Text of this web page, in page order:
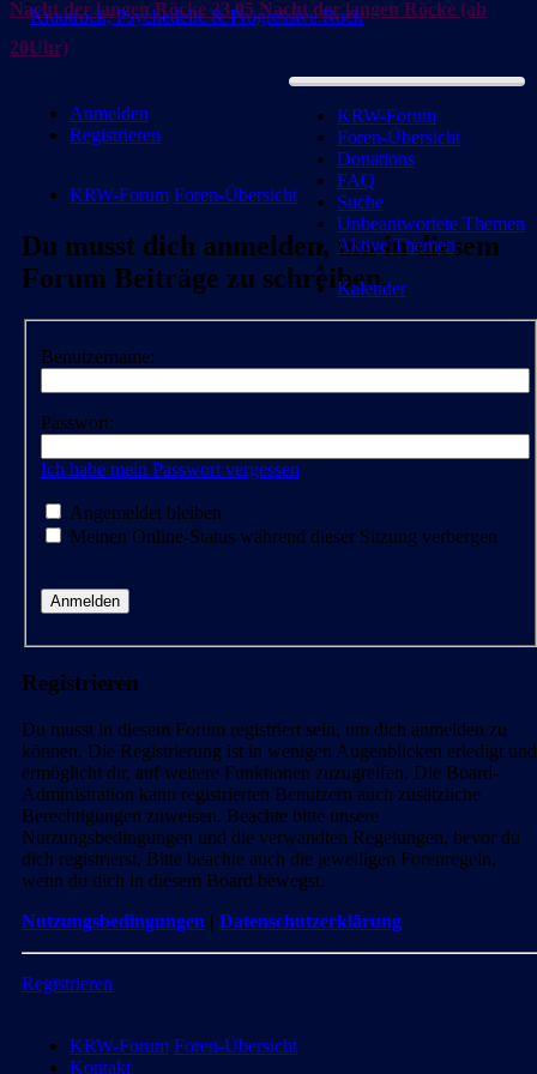
Nacht der langen Röcke 23.05 Nacht der langen Röcke (ab
20Uhr)
KRW-Forum
Foren-Übersicht
Donations
FAQ
Suche
Unbeantwortete Themen
Aktive Themen
Kalender
Anmelden
Registrieren
Krautrock, Psychedelic & Progressive Rock
KRW-Forum Foren-Übersicht
Du musst dich anmelden, um in diesem
Forum Beiträge zu schreiben.
Benutzername:
Passwort:
Ich habe mein Passwort vergessen
Angemeldet bleiben
Meinen Online-Status während dieser Sitzung verbergen
Registrieren
Du musst in diesem Forum registriert sein, um dich anmelden zu
können. Die Registrierung ist in wenigen Augenblicken erledigt und
ermöglicht dir, auf weitere Funktionen zuzugreifen. Die Board-
Administration kann registrierten Benutzern auch zusätzliche
Berechtigungen zuweisen. Beachte bitte unsere
Nutzungsbedingungen und die verwandten Regelungen, bevor du
dich registrierst. Bitte beachte auch die jeweiligen Forenregeln,
wenn du dich in diesem Board bewegst.
Nutzungsbedingungen | Datenschutzerklärung
Registrieren
KRW-Forum Foren-Übersicht
Kontakt